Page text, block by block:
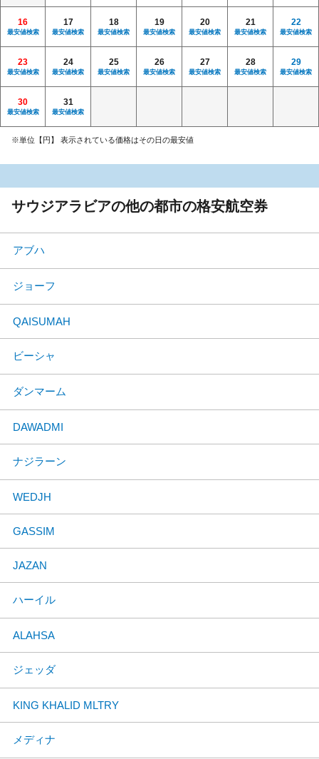
16
最安値検索
17
最安値検索
18
最安値検索
19
最安値検索
20
最安値検索
21
最安値検索
22
最安値検索
23
最安値検索
24
最安値検索
25
最安値検索
26
最安値検索
27
最安値検索
28
最安値検索
29
最安値検索
30
最安値検索
31
最安値検索
※単位【円】 表示されている価格はその日の最安値
サウジアラビアの他の都市の格安航空券
アブハ
ジョーフ
QAISUMAH
ビーシャ
ダンマーム
DAWADMI
ナジラーン
WEDJH
GASSIM
JAZAN
ハーイル
ALAHSA
ジェッダ
KING KHALID MLTRY
メディナ